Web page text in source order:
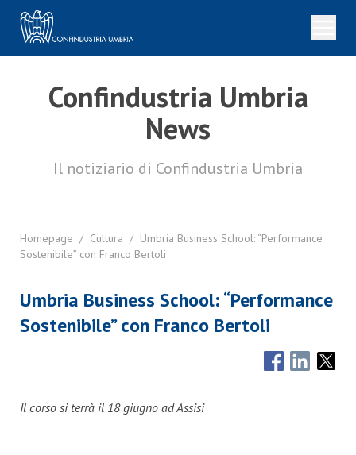
Confindustria Umbria
News
Il notiziario di Confindustria Umbria
Homepage / Cultura / Umbria Business School: “Performance
Sostenibile” con Franco Bertoli
Umbria Business School: “Performance
Sostenibile” con Franco Bertoli
Il corso si terrà il 18 giugno ad Assisi